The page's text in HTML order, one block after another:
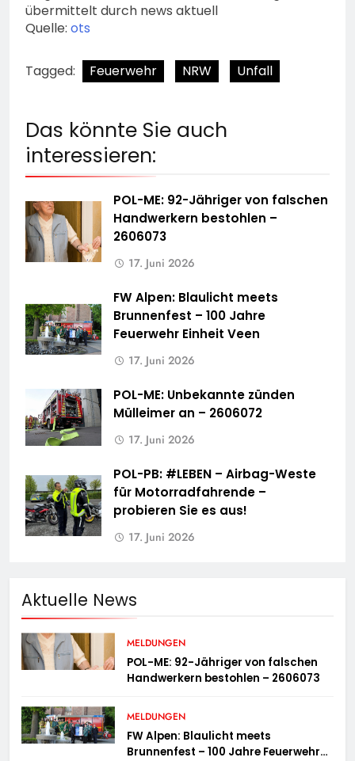
übermittelt durch news aktuell
Quelle: ots
Tagged: Feuerwehr NRW Unfall
Das könnte Sie auch
interessieren:
POL-ME: 92-Jähriger von falschen
Handwerkern bestohlen –
2606073
17. Juni 2026
FW Alpen: Blaulicht meets
Brunnenfest – 100 Jahre
Feuerwehr Einheit Veen
17. Juni 2026
POL-ME: Unbekannte zünden
Mülleimer an – 2606072
17. Juni 2026
POL-PB: #LEBEN – Airbag-Weste
für Motorradfahrende –
probieren Sie es aus!
17. Juni 2026
Aktuelle News
MELDUNGEN
POL-ME: 92-Jähriger von falschen
Handwerkern bestohlen – 2606073
MELDUNGEN
FW Alpen: Blaulicht meets
Brunnenfest – 100 Jahre Feuerwehr